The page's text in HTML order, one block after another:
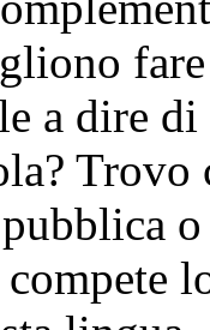
a dire
pubblica